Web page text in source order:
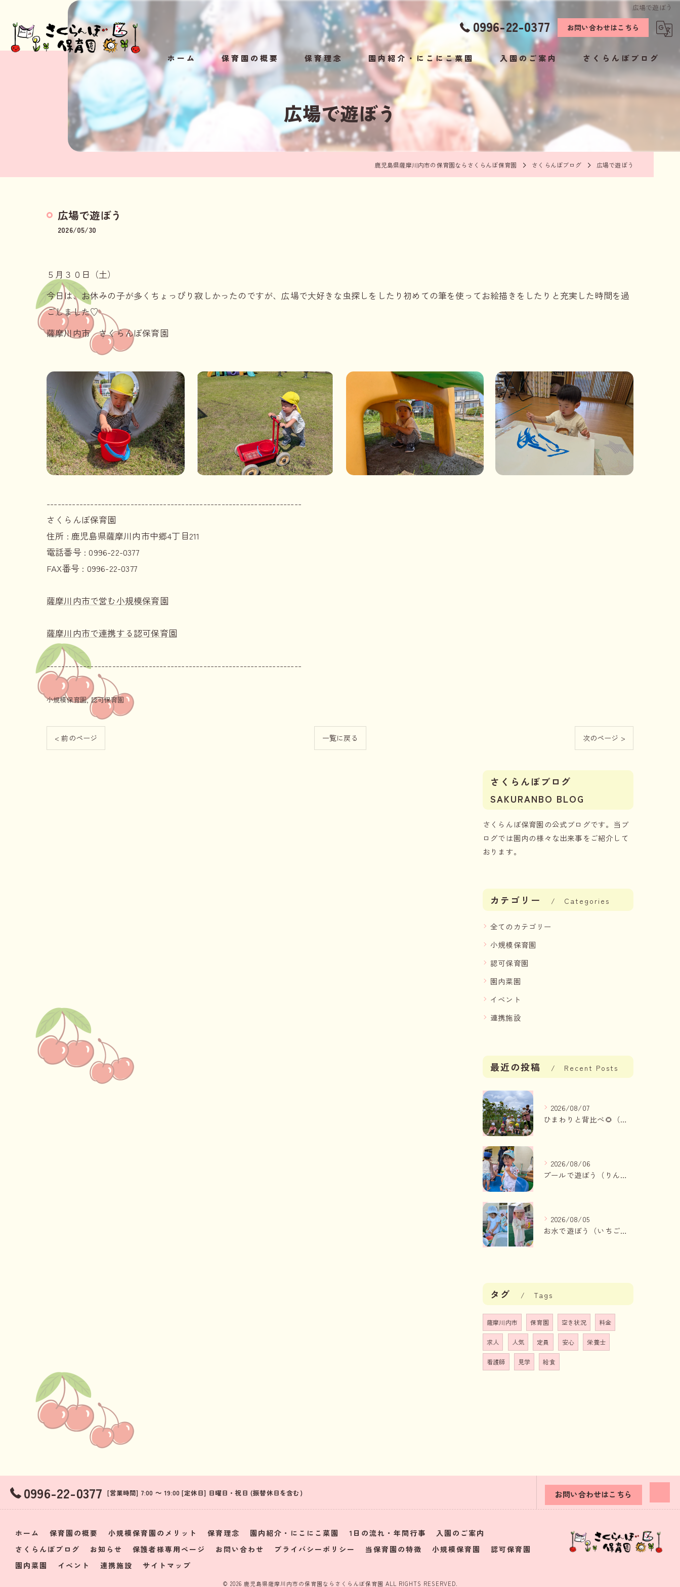
広場で遊ぼう
0996-22-0377 お問い合わせはこちら
ホーム 保育園の概要
小規模保育園のメリット
保育理念 園内紹介・にこにこ菜園
1日の流れ・年間行事
入園のご案内 さくらんぼブログ
保護者様専用ページ
広場で遊ぼう
鹿児島県薩摩川内市の保育園ならさくらんぼ保育園 さくらんぼブログ 広場で遊ぼう
広場で遊ぼう
2026/05/30
５月３０日（土）
今日は、お休みの子が多くちょっぴり寂しかったのですが、広場で大好きな虫探しをしたり初めての筆を使ってお絵描きをしたりと充実した時間を過
ごしました♡
薩摩川内市 さくらんぼ保育園
----------------------------------------------------------------------
さくらんぼ保育園
住所 : 鹿児島県薩摩川内市中郷4丁目211
電話番号 : 0996-22-0377
FAX番号 : 0996-22-0377
薩摩川内市で営む小規模保育園
薩摩川内市で連携する認可保育園
----------------------------------------------------------------------
小規模保育園 認可保育園
< 前のページ 一覧に戻る 次のページ >
さくらんぼブログ
SAKURANBO BLOG
さくらんぼ保育園の公式ブログです。当ブ
ログでは園内の様々な出来事をご紹介して
おります。
カテゴリー Categories
全てのカテゴリー
小規模保育園
認可保育園
園内菜園
イベント
連携施設
最近の投稿 Recent Posts
2026/08/07
ひまわりと背比べ🌻（りんご組、いちご組）
2026/08/06
プールで遊ぼう（りんご組、いちご組）
2026/08/05
お水で遊ぼう（いちご組・りんご組）
タグ Tags
薩摩川内市 保育園 空き状況 料金
求人 人気 定員 安心 栄養士
看護師 見学 給食
0996-22-0377 [営業時間] 7:00 ～ 19:00 [定休日] 日曜日・祝日 (振替休日を含む) お問い合わせはこちら
ホーム 保育園の概要 小規模保育園のメリット 保育理念 園内紹介・にこにこ菜園 1日の流れ・年間行事
入園のご案内
さくらんぼブログ
お知らせ 保護者様専用ページ お問い合わせ プライバシーポリシー 当保育園の特徴 小規模保育園
認可保育園
園内菜園
イベント 連携施設 サイトマップ
© 2026 鹿児島県薩摩川内市の保育園ならさくらんぼ保育園 ALL RIGHTS RESERVED.